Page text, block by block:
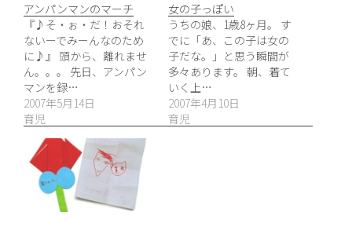
アンパンマンのマーチ
『♪そ・ぉ・だ！おそれ
ないーでみーんなのため
に♪』 頭から、離れませ
ん。。。 先日、アンパン
マンを録…
2007年5月14日
育児
女の子っぽい
うちの娘、1歳8ヶ月。 す
でに「あ、この子は女の
子だな。」と思う瞬間が
多々あります。 朝、着て
いく上…
2007年4月10日
育児